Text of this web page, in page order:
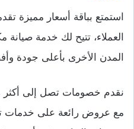
استمتع بباقة أسعار مميزة
العملاء، تتيح لك خدمة
المدن الأخرى بأعلى جودة
مع عروض رائعة على خدمات